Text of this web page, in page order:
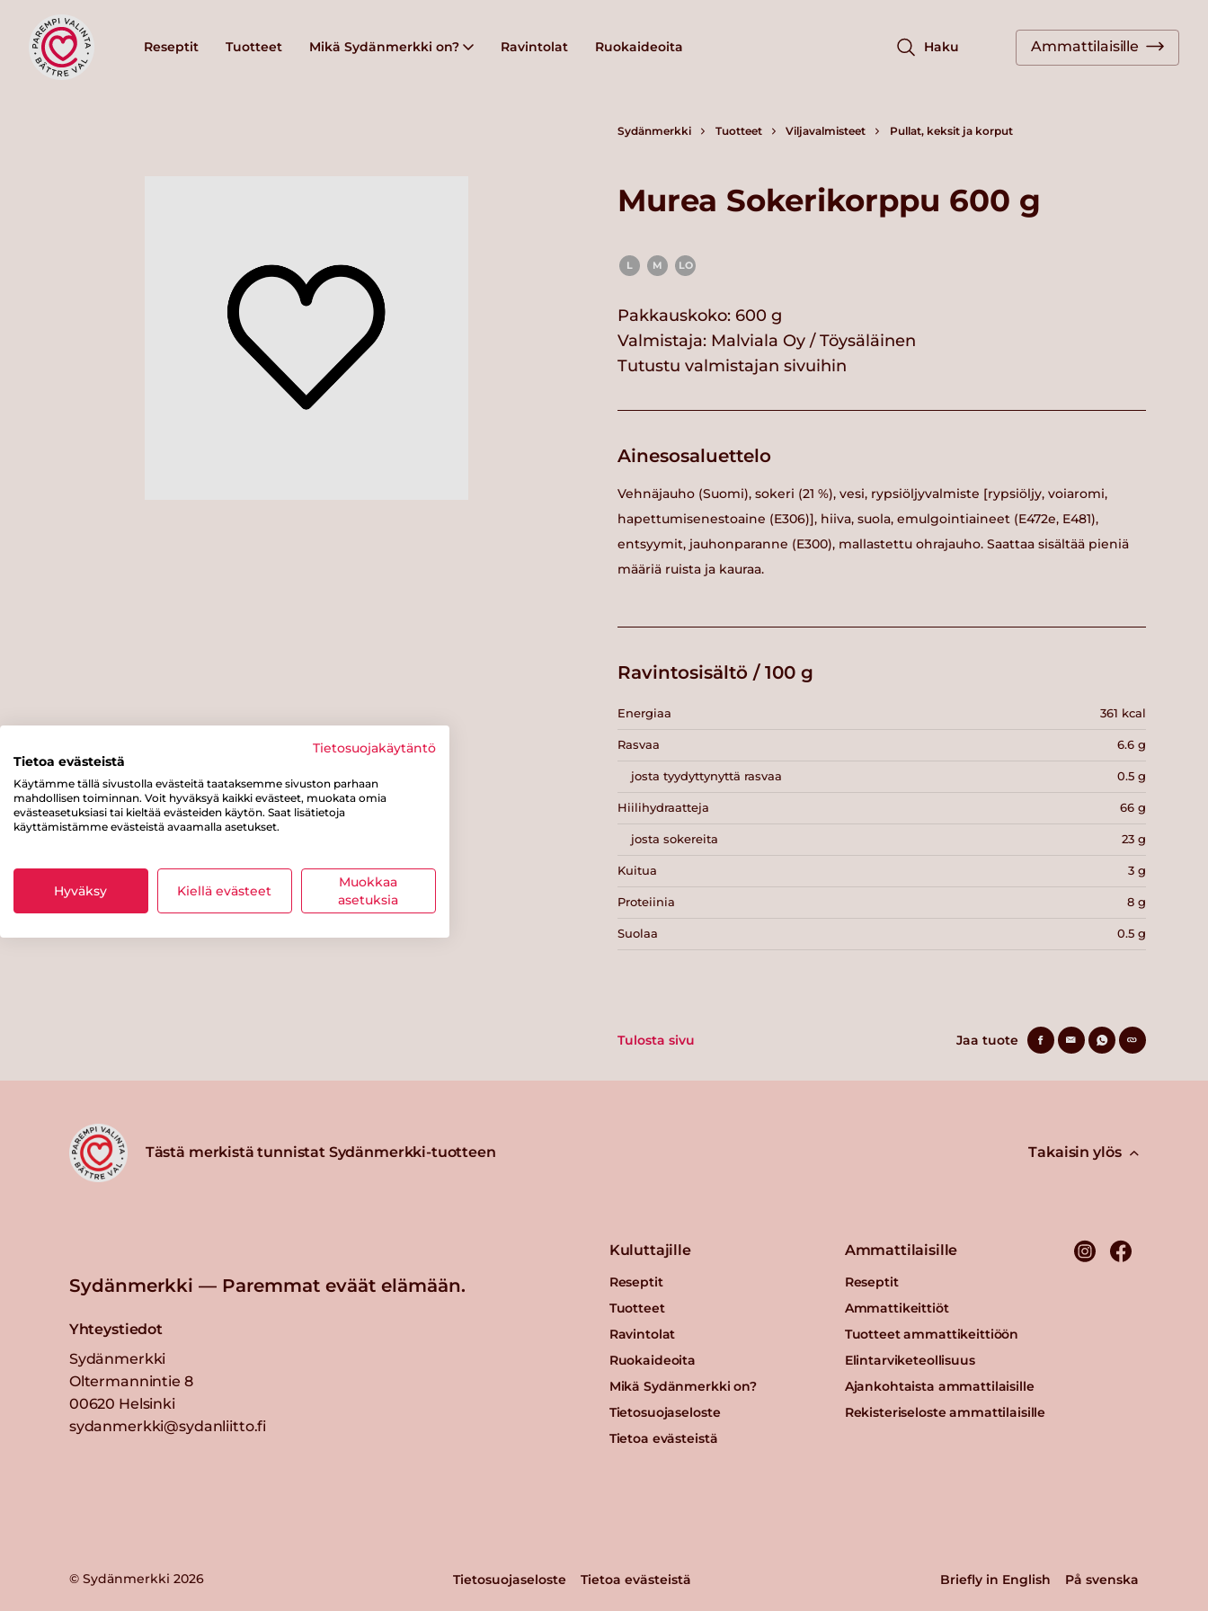
Reseptit Tuotteet Mikä Sydänmerkki on? Ravintolat Ruokaideoita Haku Ammattilaisille
Sydänmerkki Tuotteet Viljavalmisteet Pullat, keksit ja korput
Murea Sokerikorppu 600 g
L M LO
Pakkauskoko: 600 g
Valmistaja: Malviala Oy / Töysäläinen
Tutustu valmistajan sivuihin
Ainesosaluettelo
Vehnäjauho (Suomi), sokeri (21 %), vesi, rypsiöljyvalmiste [rypsiöljy, voiaromi,
hapettumisenestoaine (E306)], hiiva, suola, emulgointiaineet (E472e, E481),
entsyymit, jauhonparanne (E300), mallastettu ohrajauho. Saattaa sisältää pieniä
määriä ruista ja kauraa.
Ravintosisältö / 100 g
Energiaa 361 kcal
Rasvaa 6.6 g
josta tyydyttynyttä rasvaa 0.5 g
Hiilihydraatteja 66 g
josta sokereita 23 g
Kuitua 3 g
Proteiinia 8 g
Suolaa 0.5 g
Tulosta sivu Jaa tuote
Tästä merkistä tunnistat Sydänmerkki-tuotteen Takaisin ylös
Sydänmerkki — Paremmat eväät elämään.
Yhteystiedot
Sydänmerkki
Oltermannintie 8
00620 Helsinki
sydanmerkki@sydanliitto.fi
Kuluttajille
Reseptit
Tuotteet
Ravintolat
Ruokaideoita
Mikä Sydänmerkki on?
Tietosuojaseloste
Tietoa evästeistä
Ammattilaisille
Reseptit
Ammattikeittiöt
Tuotteet ammattikeittiöön
Elintarviketeollisuus
Ajankohtaista ammattilaisille
Rekisteriseloste ammattilaisille
© Sydänmerkki 2026 Tietosuojaseloste Tietoa evästeistä Briefly in English På svenska
Tietosuojakäytäntö
Tietoa evästeistä
Käytämme tällä sivustolla evästeitä taataksemme sivuston parhaan
mahdollisen toiminnan. Voit hyväksyä kaikki evästeet, muokata omia
evästeasetuksiasi tai kieltää evästeiden käytön. Saat lisätietoja
käyttämistämme evästeistä avaamalla asetukset.
Hyväksy Kiellä evästeet
Muokkaa
asetuksia